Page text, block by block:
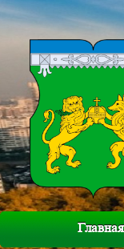
Главная